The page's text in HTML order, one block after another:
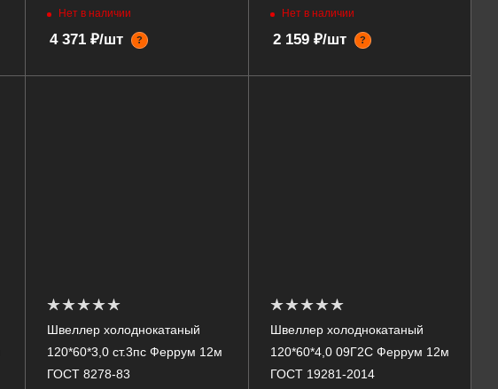
Нет в наличии
4 371 ₽/шт ?
Нет в наличии
2 159 ₽/шт ?
Швеллер холоднокатаный
120*60*3,0 ст.3пс Феррум 12м
ГОСТ 8278-83
Швеллер холоднокатаный
120*60*4,0 09Г2С Феррум 12м
ГОСТ 19281-2014